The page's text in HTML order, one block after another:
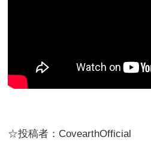
☆投稿者：CovearthOfficial